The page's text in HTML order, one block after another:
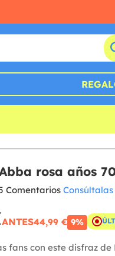
rosa años
Comentarios Consúltalas
ANTES44,99 € 9%
fans con este disfraz de